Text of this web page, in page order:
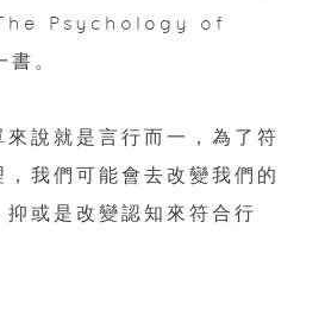
Psychology of
。
說就是言行而一，為了符
我們可能會去改變我們的
或是改變認知來符合行